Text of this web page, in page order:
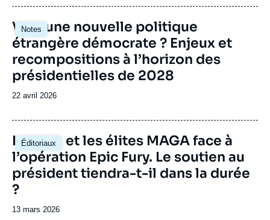
publication
Notes
Image
principale
Vers une nouvelle politique
étrangère démocrate ? Enjeux et
recompositions à l’horizon des
présidentielles de 2028
Date
publication
22 avril 2026
Éditoriaux
Image
principale
La base et les élites MAGA face à
l’opération Epic Fury. Le soutien au
président tiendra-t-il dans la durée
?
Date
13 mars 2026